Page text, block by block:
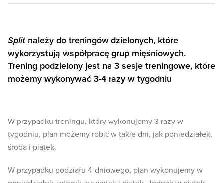
Splitnależy do treningów dzielonych, które
wykorzystują współpracę grup mięśniowych.
Trening podzielony jest na 3 sesje treningowe, które
możemy wykonywać 3-4 razy w tygodniu
W przypadku treningu, który wykonujemy 3 razy w
tygodniu, plan możemy robić w takie dni, jak poniedziałek,
środa i piątek.
W przypadku podziału 4-dniowego, plan wykonujemy w